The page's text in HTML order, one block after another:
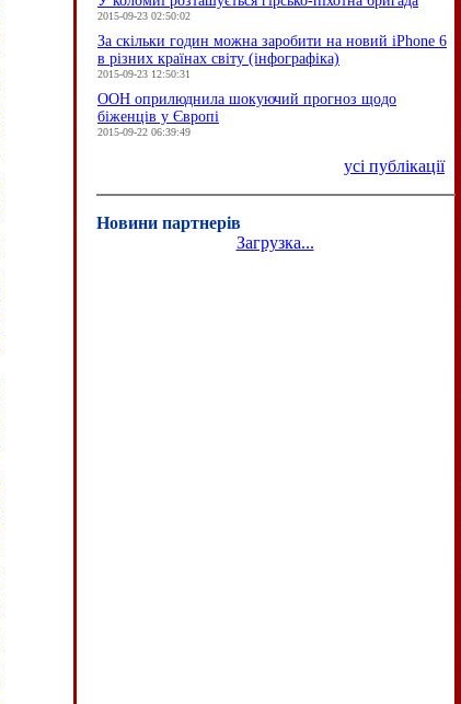
2015-09-23 02:50:02
За скільки годин можна заробити на новий iPhone 6
в різних країнах світу (інфографіка)
2015-09-23 12:50:31
ООН оприлюднила шокуючий прогноз щодо
біженців у Європі
2015-09-22 06:39:49
усі публікації
Новини партнерів
Загрузка...